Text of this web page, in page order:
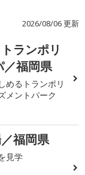
2026/08/06 更新
ランポリ
／福岡県
めるトランポリ
メントパーク
福岡県
見学